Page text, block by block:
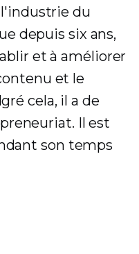
l'industrie du
depuis six ans,
et à améliorer
et le
cela, il a de
Il est
son temps